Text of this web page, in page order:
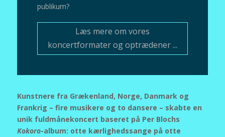
publikum?
Læs mere om vores
koncertformater og optrædener ...
Kunstnere fra Grækenland, Norge, Danmark og
Frankrig – fire musikere og to dansere – skabte en
unik fuldmånekoncert baseret på Per Blochs
Kokoro-album: otte kærlighedssange på otte